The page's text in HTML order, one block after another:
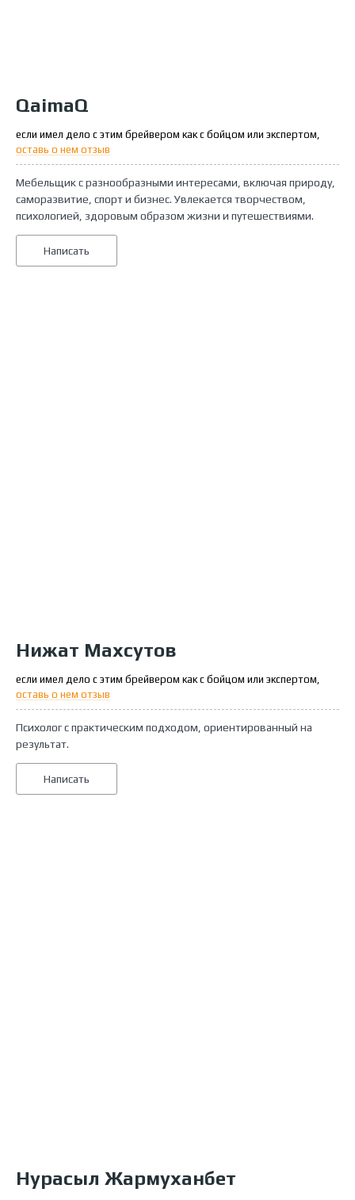
QaimaQ
если имел дело с этим брейвером как с бойцом или экспертом,
оставь о нем отзыв
Мебельщик с разнообразными интересами, включая природу,
саморазвитие, спорт и бизнес. Увлекается творчеством,
психологией, здоровым образом жизни и путешествиями.
Написать
Нижат Махсутов
если имел дело с этим брейвером как с бойцом или экспертом,
оставь о нем отзыв
Психолог с практическим подходом, ориентированный на
результат.
Написать
Нурасыл Жармуханбет